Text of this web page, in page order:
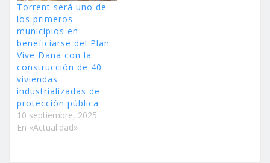
Torrent será uno de
los primeros
municipios en
beneficiarse del Plan
Vive Dana con la
construcción de 40
viviendas
industrializadas de
protección pública
10 septiembre, 2025
En «Actualidad»